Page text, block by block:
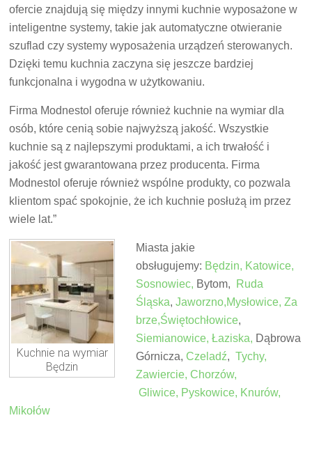
ofercie znajdują się między innymi kuchnie wyposażone w
inteligentne systemy, takie jak automatyczne otwieranie
szuflad czy systemy wyposażenia urządzeń sterowanych.
Dzięki temu kuchnia zaczyna się jeszcze bardziej
funkcjonalna i wygodna w użytkowaniu.
Firma Modnestol oferuje również kuchnie na wymiar dla
osób, które cenią sobie najwyższą jakość. Wszystkie
kuchnie są z najlepszymi produktami, a ich trwałość i
jakość jest gwarantowana przez producenta. Firma
Modnestol oferuje również wspólne produkty, co pozwala
klientom spać spokojnie, że ich kuchnie posłużą im przez
wiele lat.”
Kuchnie na wymiar
Będzin
Miasta jakie
obsługujemy: Będzin, Katowice,
Sosnowiec, Bytom, Ruda
Śląska,Jaworzno,Mysłowice, Za
brze,Świętochłowice,
Siemianowice, Łaziska, Dąbrowa
Górnicza, Czeladź,Tychy,
Zawiercie, Chorzów,
Gliwice, Pyskowice, Knurów,
Mikołów